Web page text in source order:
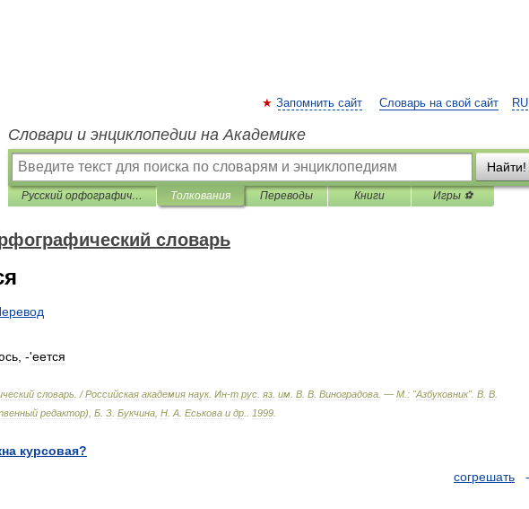
RU
Запомнить сайт Словарь на свой сайт
Словари и энциклопедии на Академике
Найти!
Русский орфографический словарь Толкования Переводы Книги Игры ⚽
словарь
, -'еется
словарь . /Российская академия наук. Ин-т рус яз им В В Виноградова . — М : "Азбуковник". В В
редактор), Б З Букчина Н А Еськова и др 1999
курсовая?
согрешать